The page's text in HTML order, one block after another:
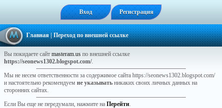
Вход Регистрация
Главная| Переход по внешней ссылке
Вы покидаете сайт masteram.us по внешней ссылке
https://seonews1302.blogspot.com/.
Мы не несем ответственности за содержимое сайта https://seonews1302.blogspot.com/
и настоятельно рекомендуем не указывать никаких своих личных данных на
сторонних сайтах.
Если Вы еще не передумали, нажмите на Перейти.